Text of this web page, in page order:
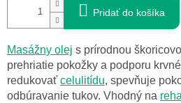
Pridať do košíka
Masážny olej s prírodnou
prehriatie pokožky a podporu
redukovať celulitídu, spevňuje
odbúravanie tukov. Vhodný na